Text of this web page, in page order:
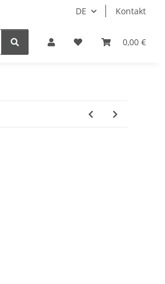
DE Kontakt
0,00 €
18+ Schnäppchen